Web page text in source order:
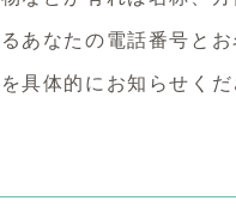
あなたの電話番号とお
具体的にお知らせくだ